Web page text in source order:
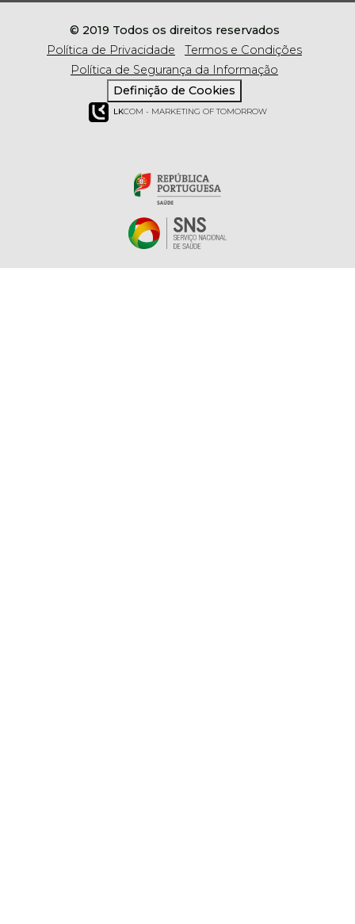
© 2019 Todos os direitos reservados
Política de Privacidade
Termos e Condições
Política de Segurança da Informação
Definição de Cookies
LKCOM - MARKETING OF TOMORROW